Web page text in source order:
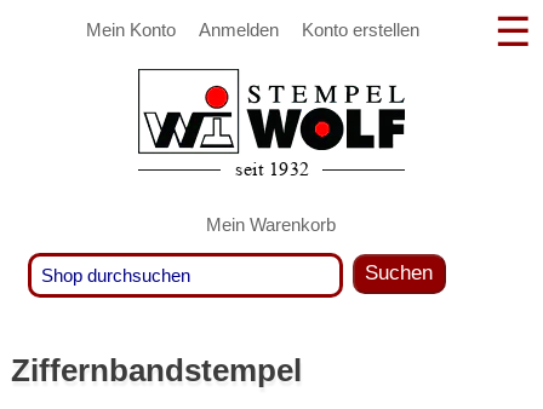
Mein Konto Anmelden Konto erstellen
Mein Warenkorb
Suchen
Ziffernbandstempel